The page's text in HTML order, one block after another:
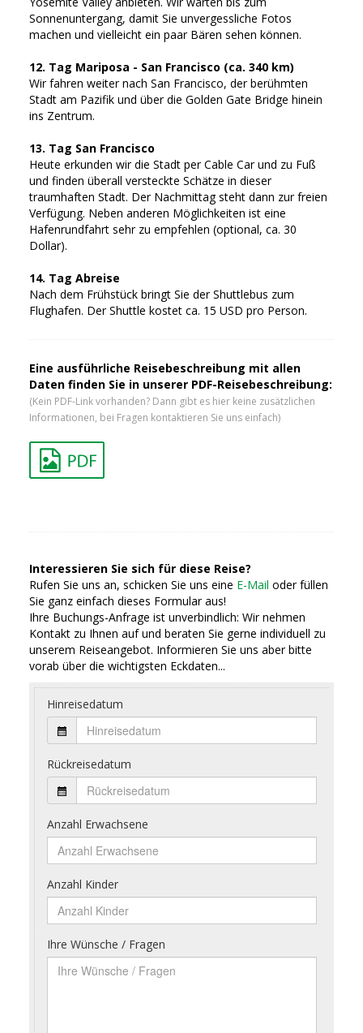
Sonnenuntergang, damit Sie unvergessliche Fotos
machen und vielleicht ein paar Bären sehen können.
12. Tag Mariposa - San Francisco (ca. 340 km)
Wir fahren weiter nach San Francisco, der berühmten
Stadt am Pazifik und über die Golden Gate Bridge hinein
ins Zentrum.
13. Tag San Francisco
Heute erkunden wir die Stadt per Cable Car und zu Fuß
und finden überall versteckte Schätze in dieser
traumhaften Stadt. Der Nachmittag steht dann zur freien
Verfügung. Neben anderen Möglichkeiten ist eine
Hafenrundfahrt sehr zu empfehlen (optional, ca. 30
Dollar).
14. Tag Abreise
Nach dem Frühstück bringt Sie der Shuttlebus zum
Flughafen. Der Shuttle kostet ca. 15 USD pro Person.
Eine ausführliche Reisebeschreibung mit allen
Daten finden Sie in unserer PDF-Reisebeschreibung:
(Kein PDF-Link vorhanden? Dann gibt es hier keine zusätzlichen
Informationen, bei Fragen kontaktieren Sie uns einfach)
Interessieren Sie sich für diese Reise?
Rufen Sie uns an, schicken Sie uns eine E-Mail oder füllen
Sie ganz einfach dieses Formular aus!
Ihre Buchungs-Anfrage ist unverbindlich: Wir nehmen
Kontakt zu Ihnen auf und beraten Sie gerne individuell zu
unserem Reiseangebot. Informieren Sie uns aber bitte
vorab über die wichtigsten Eckdaten...